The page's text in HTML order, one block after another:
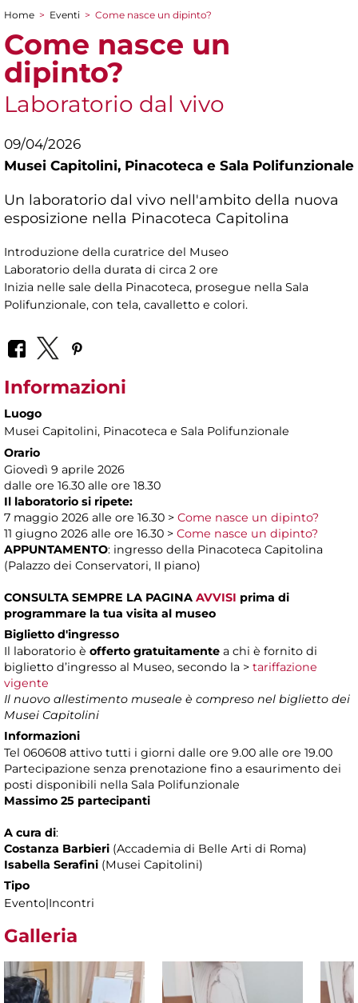
Tu sei qui
Home > Eventi > Come nasce un dipinto?
Come nasce un
dipinto?
Laboratorio dal vivo
09/04/2026
Musei Capitolini, Pinacoteca e Sala Polifunzionale
Un laboratorio dal vivo nell'ambito della nuova
esposizione nella Pinacoteca Capitolina
Introduzione della curatrice del Museo
Laboratorio della durata di circa 2 ore
Inizia nelle sale della Pinacoteca, prosegue nella Sala
Polifunzionale, con tela, cavalletto e colori.
Informazioni
Luogo
Musei Capitolini, Pinacoteca e Sala Polifunzionale
Orario
Giovedì 9 aprile 2026
dalle ore 16.30 alle ore 18.30
Il laboratorio si ripete:
7 maggio 2026 alle ore 16.30 > Come nasce un dipinto?
11 giugno 2026 alle ore 16.30 > Come nasce un dipinto?
APPUNTAMENTO: ingresso della Pinacoteca Capitolina
(Palazzo dei Conservatori, II piano)
CONSULTA SEMPRE LA PAGINA AVVISI prima di
programmare la tua visita al museo
Biglietto d'ingresso
Il laboratorio è offerto gratuitamente a chi è fornito di
biglietto d’ingresso al Museo, secondo la > tariffazione
vigente
Il nuovo allestimento museale è compreso nel biglietto dei
Musei Capitolini
Informazioni
Tel 060608 attivo tutti i giorni dalle ore 9.00 alle ore 19.00
Partecipazione senza prenotazione fino a esaurimento dei
posti disponibili nella Sala Polifunzionale
Massimo 25 partecipanti
A cura di:
Costanza Barbieri (Accademia di Belle Arti di Roma)
Isabella Serafini (Musei Capitolini)
Tipo
Evento|Incontri
Galleria